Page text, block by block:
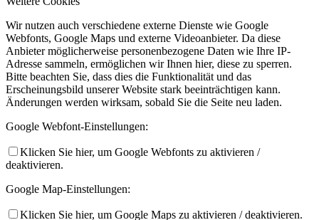
Wir nutzen auch verschiedene externe Dienste wie Google
Webfonts, Google Maps und externe Videoanbieter. Da diese
Anbieter möglicherweise personenbezogene Daten wie Ihre IP-
Adresse sammeln, ermöglichen wir Ihnen hier, diese zu sperren.
Bitte beachten Sie, dass dies die Funktionalität und das
Erscheinungsbild unserer Website stark beeinträchtigen kann.
Änderungen werden wirksam, sobald Sie die Seite neu laden.
Google Webfont-Einstellungen:
Klicken Sie hier, um Google Webfonts zu aktivieren /
deaktivieren.
Google Map-Einstellungen:
Klicken Sie hier, um Google Maps zu aktivieren / deaktivieren.